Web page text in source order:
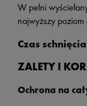
W pełni
najwyższy poziom
Czas
ZALETY I
Ochrona na